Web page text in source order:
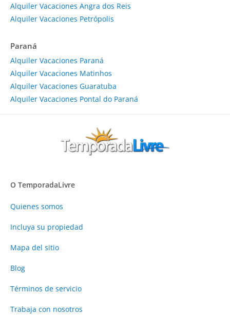
Alquiler Vacaciones Angra dos Reis
Alquiler Vacaciones Petrópolis
Paraná
Alquiler Vacaciones Paraná
Alquiler Vacaciones Matinhos
Alquiler Vacaciones Guaratuba
Alquiler Vacaciones Pontal do Paraná
O TemporadaLivre
Quienes somos
Incluya su propiedad
Mapa del sitio
Blog
Términos de servicio
Trabaja con nosotros